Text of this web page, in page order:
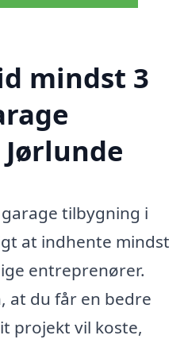
mindst 3
tilbygning i
at indhente mindst
entreprenører.
at du får en bedre
projekt vil koste,